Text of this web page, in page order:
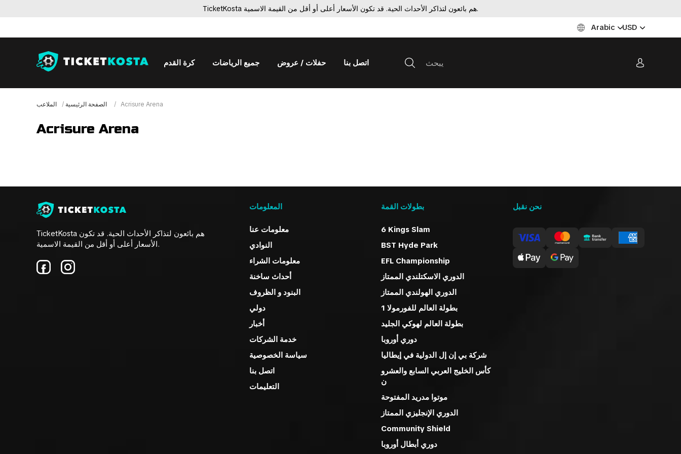
TicketKosta هم بائعون لتذاكر الأحداث الحية. قد تكون الأسعار أعلى أو أقل من القيمة الاسمية.
Arabic USD
كرة القدم جميع الرياضات حفلات / عروض اتصل بنا
الصفحة الرئيسية Acrisure Arena
Acrisure Arena
TicketKosta هم بائعون لتذاكر الأحداث الحية. قد تكون
الأسعار أعلى أو أقل من القيمة الاسمية.
المعلومات
معلومات عنا
النوادي
معلومات الشراء
أحداث ساخنة
البنود و الظروف
دولي
أخبار
خدمة الشركات
سياسة الخصوصية
اتصل بنا
التعليمات
بطولات القمة
6 Kings Slam
BST Hyde Park
EFL Championship
الدوري الاسكتلندي الممتاز
الدوري الهولندي الممتاز
بطولة العالم للفورمولا 1
بطولة العالم لهوكي الجليد
دوري أوروبا
شركة بي إن إل الدولية في إيطاليا
كأس الخليج العربي السابع والعشرو
ن
موتوا مدريد المفتوحة
الدوري الإنجليزي الممتاز
Community Shield
دوري أبطال أوروبا
نحن نقبل